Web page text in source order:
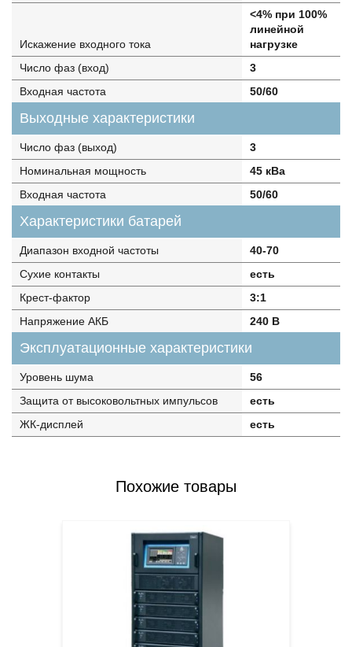
Искажение входного тока
<4% при 100%
линейной
нагрузке
Число фаз (вход)
3
Входная частота
50/60
Выходные характеристики
Число фаз (выход)
3
Номинальная мощность
45 кВа
Входная частота
50/60
Характеристики батарей
Диапазон входной частоты
40-70
Сухие контакты
есть
Крест-фактор
3:1
Напряжение АКБ
240 В
Эксплуатационные характеристики
Уровень шума
56
Защита от высоковольтных импульсов
есть
ЖК-дисплей
есть
Похожие товары